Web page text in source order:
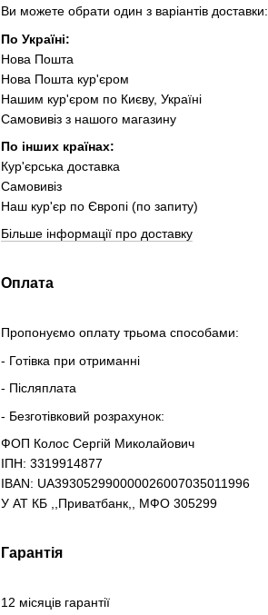
Ви можете обрати один з варіантів доставки:
По Україні:
Нова Пошта
Нова Пошта кур'єром
Нашим кур'єром по Києву, Україні
Самовивіз з нашого магазину
По інших країнах:
Кур'єрська доставка
Самовивіз
Наш кур'єр по Європі (по запиту)
Більше інформації про доставку
Оплата
Пропонуємо оплату трьома способами:
- Готівка при отриманні
- Післяплата
- Безготівковий розрахунок:
ФОП Колос Сергій Миколайович
ІПН: 3319914877
IBAN: UA393052990000026007035011996
У АТ КБ ,,Приватбанк,, МФО 305299
Гарантія
12 місяців гарантії